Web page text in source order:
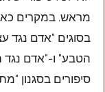
מראש. במקרים
בסוגים "אדם נגד
הטבע" ו-"אדם
סיפורים בסגנון